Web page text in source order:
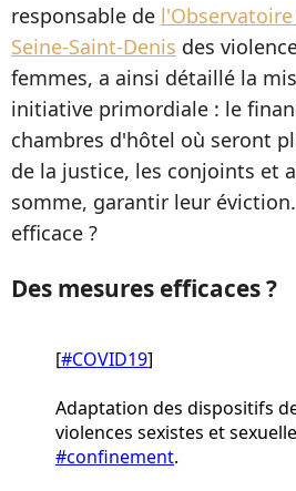
responsable de
Seine-Saint-Denis des
femmes, a ainsi détaillé la
initiative primordiale : le
chambres d'hôtel où seront
de la justice, les conjoints et
somme, garantir leur
efficace ?
Des mesures efficaces ?
[#COVID19]
Adaptation des dispositifs
violences sexistes et
#confinement.